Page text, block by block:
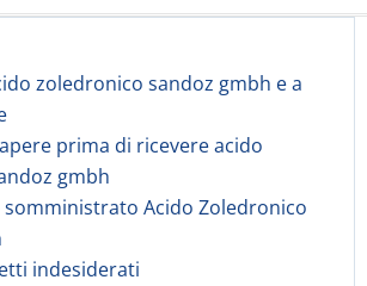
zoledronico sandoz gmbh e a
prima di ricevere acido
gmbh
somministrato Acido Zoledronico
indesiderati